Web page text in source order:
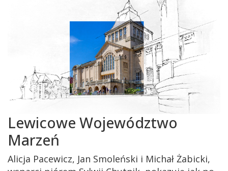
Lewicowe Województwo
Marzeń
Alicja Pacewicz, Jan Smoleński i Michał Żabicki,